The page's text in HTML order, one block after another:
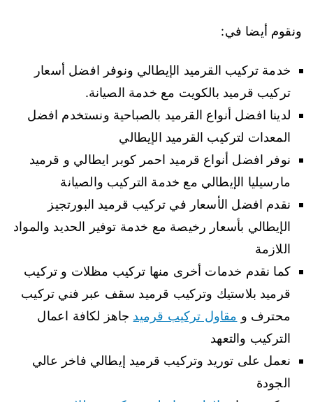
ونقوم أيضا في:
خدمة تركيب القرميد الإيطالي ونوفر افضل أسعار
تركيب قرميد بالكويت مع خدمة الصيانة.
لدينا افضل أنواع القرميد بالصباحية ونستخدم افضل
المعدات لتركيب القرميد الإيطالي
نوفر افضل أنواع قرميد احمر كوبر ايطالي و قرميد
مارسيليا الإيطالي مع خدمة التركيب والصيانة
نقدم افضل الأسعار في تركيب قرميد البورتجيز
الإيطالي بأسعار رخيصة مع خدمة توفير الحديد والمواد
اللازمة
كما نقدم خدمات أخرى منها تركيب مظلات و تركيب
قرميد بلاستيك وتركيب قرميد سقف عبر فني تركيب
محترف و مقاول تركيب قرميد جاهز لكافة اعمال
التركيب والتعهد
نعمل على توريد وتركيب قرميد إيطالي فاخر عالي
الجودة